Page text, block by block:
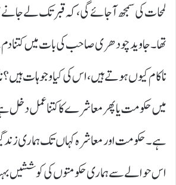
لمحات کی سمجھ آ جائے گی، کہ قبر تک لے جانے
تھا۔ جاوید چودھری صاحب کی بات میں کتنا
ناکام کیوں ہوتے ہیں، اس کی کیا وجوہات ہیں ؟
میں حکومت یا پھر معاشرے کا کتنا عمل دخل
ہے۔ حکومت اور معاشرہ کہاں تک ہماری
اس حوالے سے ہماری حکومتوں کی کوششیں